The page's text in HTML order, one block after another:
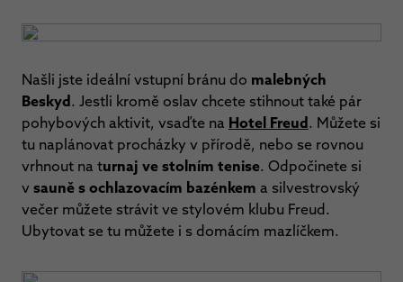
Našli jste ideální vstupní bránu do malebných
Beskyd. Jestli kromě oslav chcete stihnout také pár
pohybových aktivit, vsaďte na Hotel Freud. Můžete si
tu naplánovat procházky v přírodě, nebo se rovnou
vrhnout na turnaj ve stolním tenise. Odpočinete si
v sauně s ochlazovacím bazénkem a silvestrovský
večer můžete strávit ve stylovém klubu Freud.
Ubytovat se tu můžete i s domácím mazlíčkem.